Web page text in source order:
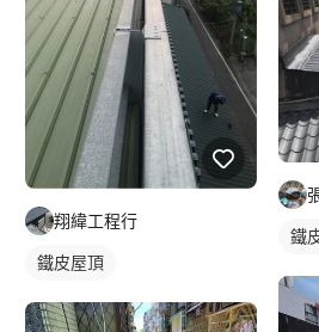
翔緯工程行
鐵皮屋頂
鐵